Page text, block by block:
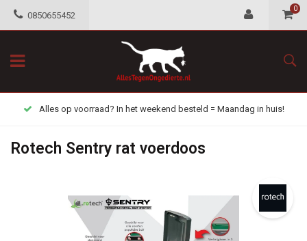
0850655452
0
Alles op voorraad? In het weekend besteld = Maandag in huis!
Rotech Sentry rat voerdoos